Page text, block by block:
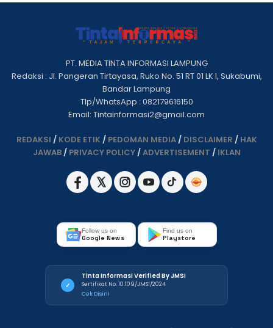
PT. MEDIA TINTA INFORMASI LAMPUNG
Redaksi : Jl. Pangeran Tirtayasa, Ruko No. 51 RT 01 LK I, Sukabumi,
Bandar Lampung
Tlp/WhatsApp : 082179616150
Email: Tintainformasi2@gmail.com
REDAKSI / KODE ETIK / PEDOMAN MEDIA/ DISCLAIMER / HAK
JAWAB/ PRIVACY POLICY/ADVERTISEMENT / IKLAN
Follow us on
Google News
Find us on
Playstore
✓
Tinta Informasi Verified By JMSI
Sertifikat No: 10.109/JMSI/2024
Cek Disini